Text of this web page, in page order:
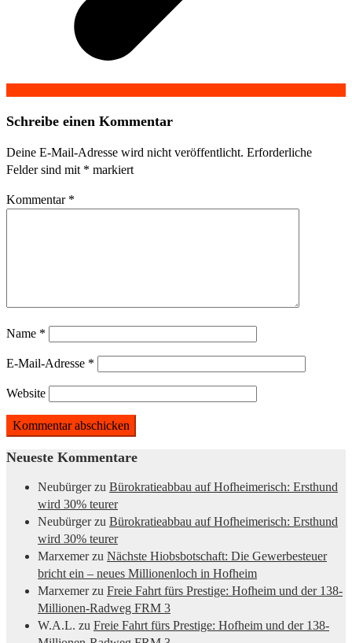
Schreibe einen Kommentar
Deine E-Mail-Adresse wird nicht veröffentlicht. Erforderliche
Felder sind mit * markiert
Kommentar *
Name *
E-Mail-Adresse *
Website
Neueste Kommentare
Neubürgerzu Bürokratieabbau auf Hofheimerisch: Ersthund
wird 30% teurer
Neubürgerzu Bürokratieabbau auf Hofheimerisch: Ersthund
wird 30% teurer
Marxemerzu Nächste Hiobsbotschaft: Die Gewerbesteuer
bricht ein – neues Millionenloch in Hofheim
Marxemerzu Freie Fahrt fürs Prestige: Hofheim und der 138-
Millionen-Radweg FRM 3
W.A.L. zu Freie Fahrt fürs Prestige: Hofheim und der 138-